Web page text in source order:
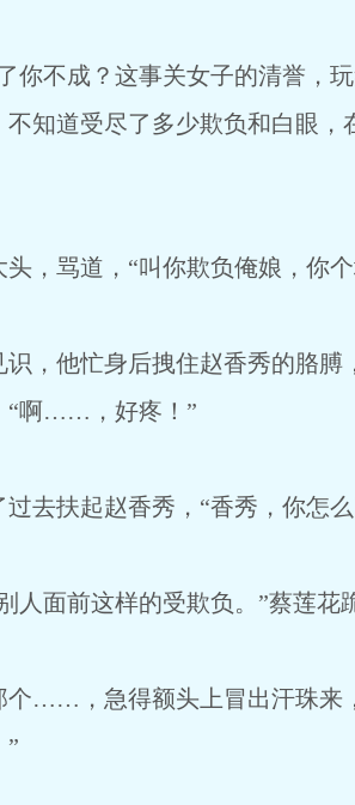
不成？这事关女子的清誉，玩
知道受尽了多少欺负和白眼，
骂道，“叫你欺负俺娘，你个
他忙身后拽住赵香秀的胳膊
“啊……，好疼！”
扶起赵香秀，“香秀，你怎么
前这样的受欺负。”蔡莲花跪
……，急得额头上冒出汗珠来
”